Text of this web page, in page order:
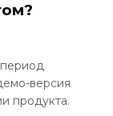
версия
продукта.